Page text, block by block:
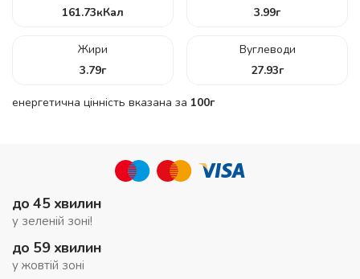
161.73кКал
3.99г
Жири
3.79г
Вуглеводи
27.93г
енергетична цінність вказана за 100г
до 45 хвилин
у зеленій зоні!
до 59 хвилин
у жовтій зоні